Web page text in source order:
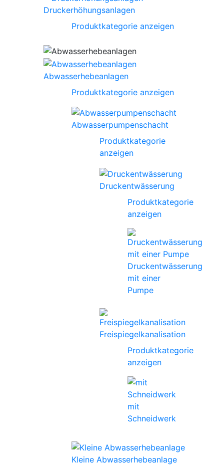
Druckerhöhungsanlagen
Produktkategorie anzeigen
Abwasserhebeanlagen
Produktkategorie anzeigen
Abwasserpumpenschacht
Produktkategorie
anzeigen
Druckentwässerung
Produktkategorie
anzeigen
Druckentwässerung
mit einer
Pumpe
Freispiegelkanalisation
Produktkategorie
anzeigen
mit
Schneidwerk
Kleine Abwasserhebeanlage